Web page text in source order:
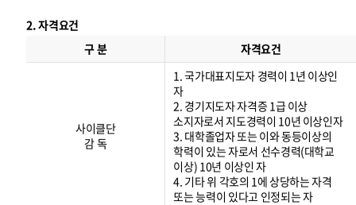
2. 자격요건
구 분 자격요건
사이클단
감 독
1. 국가대표지도자 경력이 1년 이상인
자
2. 경기지도자 자격증 1급 이상
소지자로서 지도경력이 10년 이상인자
3. 대학졸업자 또는 이와 동등이상의
학력이 있는 자로서 선수경력(대학교
이상) 10년 이상인 자
4. 기타 위 각호의 1에 상당하는 자격
또는 능력이 있다고 인정되는 자